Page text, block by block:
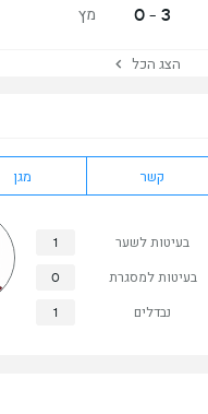
קשר מגן
בעיטות לשער 1
בעיטות למסגרת 0
נבדלים 1
3 - 0 מץ
הצג הכל